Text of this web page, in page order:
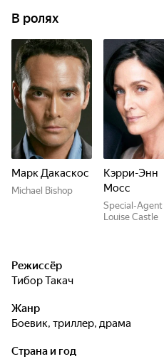
В ролях
Марк Дакаскос
Michael Bishop
Кэрри-Энн
Мосс
Special-Agent
Louise Castle
Режиссёр
Тибор Такач
Жанр
боевик, триллер, драма
Страна и год